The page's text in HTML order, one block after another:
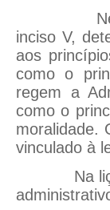
Nesse
inciso V,
aos
como o
regem a
como o
moralidade.
vinculado à
Na lição